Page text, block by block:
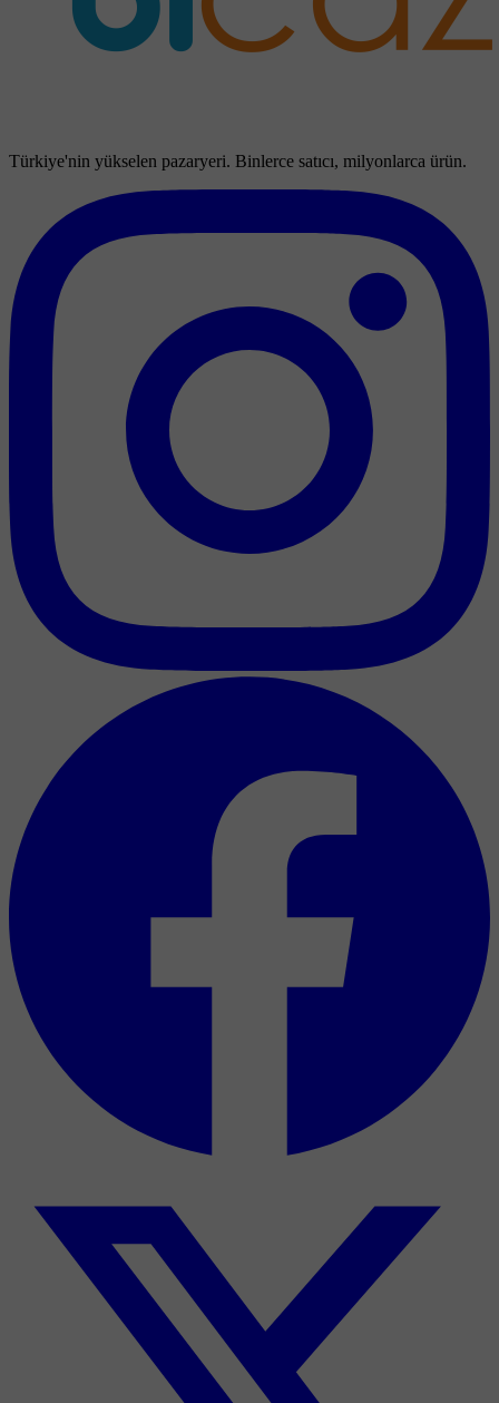
Türkiye'nin yükselen pazaryeri. Binlerce satıcı, milyonlarca ürün.